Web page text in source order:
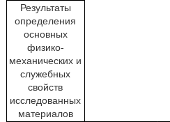
Результаты
определения
основных
физико-
механических и
служебных
свойств
исследованных
материалов